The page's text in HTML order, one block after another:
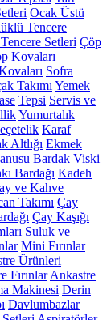
Ocak Üstü
Tencere
Setleri Çöp
Kovaları
Sofra
Takımı Yemek
Tepsi Servis ve
Yumurtalık
Karaf
Altlığı Ekmek
Bardak Viski
Bardağı Kadeh
ve Kahve
Takımı Çay
Çay Kaşığı
Suluk ve
Mini Fırınlar
Ürünleri
Fırınlar Ankastre
Makinesi Derin
Davlumbazlar